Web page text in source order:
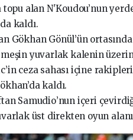
alan N'Koudou’nun
kaldı.
Gökhan Gönül’ün
yuvarlak kalenin
ceza sahası içine
kaldı.
Samudio’nun içeri
üst direkten oyun